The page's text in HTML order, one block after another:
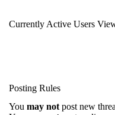
Currently Active Users
Posting Rules
You may not post new